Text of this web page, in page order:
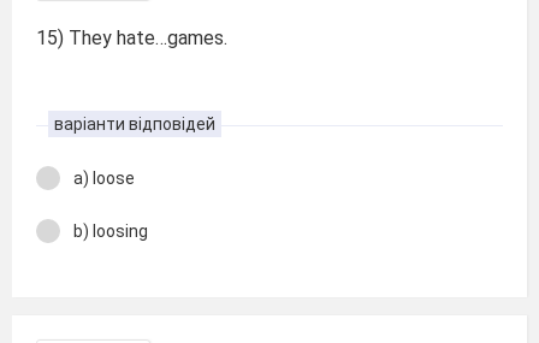
15) They hate…games.
варіанти відповідей
a) loose
b) loosing